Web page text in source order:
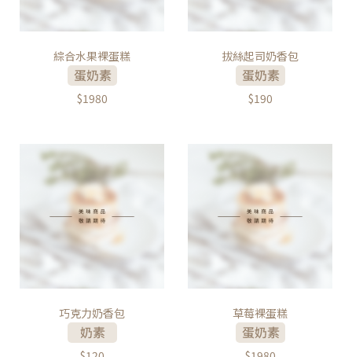
綜合水果裸蛋糕
$1980
拔絲起司奶香包
$190
巧克力奶香包 草莓裸蛋糕